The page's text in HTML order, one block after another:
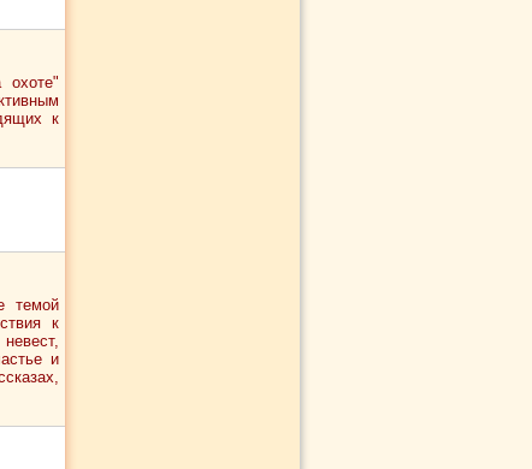
охоте"
к
темой
к
и